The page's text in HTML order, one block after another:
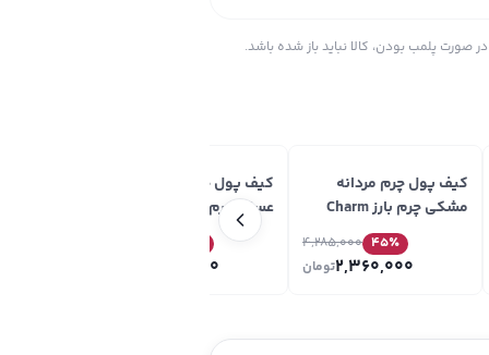
صورت پلمب بودن، کالا نباید باز شده باشد.
کیف پول چرم مردانه
مشکی چرم بارز Charm
45٪ 4,285,000
2,360,000تومان
کیف پول چرم مردانه
Barez مدل DM102.KO
2,360,000